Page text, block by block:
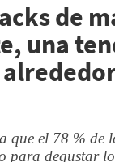
de
una
que el 78 % de
para degustar